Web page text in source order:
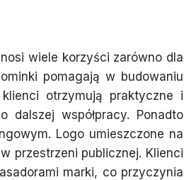
wiele korzyści zarówno dla
pomagają w budowaniu
otrzymują praktyczne i
współpracy. Ponadto
Logo umieszczone na
przestrzeni publicznej. Klienci
marki, co przyczynia